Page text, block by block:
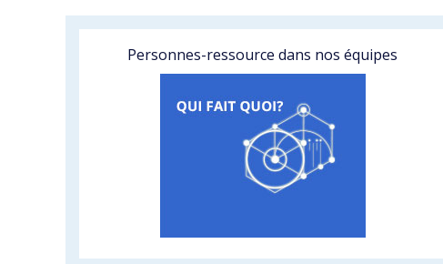
Personnes-ressource dans nos équipes